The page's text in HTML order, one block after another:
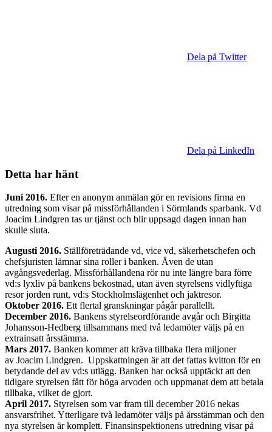
Dela på Twitter
Dela på LinkedIn
Detta har hänt
Juni 2016. Efter en anonym anmälan gör en revisions firma en
utredning som visar på missförhållanden i Sörmlands sparbank. Vd
Joacim Lindgren tas ur tjänst och blir uppsagd dagen innan han
skulle sluta.
Augusti 2016. Ställföreträdande vd, vice vd, säkerhetschefen och
chefsjuristen lämnar sina roller i banken. Även de utan
avgångsvederlag. Missförhållandena rör nu inte längre bara förre
vd:s lyxliv på bankens bekostnad, utan även styrelsens vidlyftiga
resor jorden runt, vd:s Stockholmslägenhet och jaktresor.
Oktober 2016. Ett flertal granskningar pågår parallellt.
December 2016. Bankens styrelseordförande avgår och Birgitta
Johansson-Hedberg tillsammans med två ledamöter väljs på en
extrainsatt årsstämma.
Mars 2017. Banken kommer att kräva tillbaka flera miljoner
av Joacim Lindgren. Uppskattningen är att det fattas kvitton för en
betydande del av vd:s utlägg. Banken har också upptäckt att den
tidigare styrelsen fått för höga arvoden och uppmanat dem att betala
tillbaka, vilket de gjort.
April 2017. Styrelsen som var fram till december 2016 nekas
ansvarsfrihet. Ytterligare två ledamöter väljs på årsstämman och den
nya styrelsen är komplett. Finansinspektionens utredning visar på